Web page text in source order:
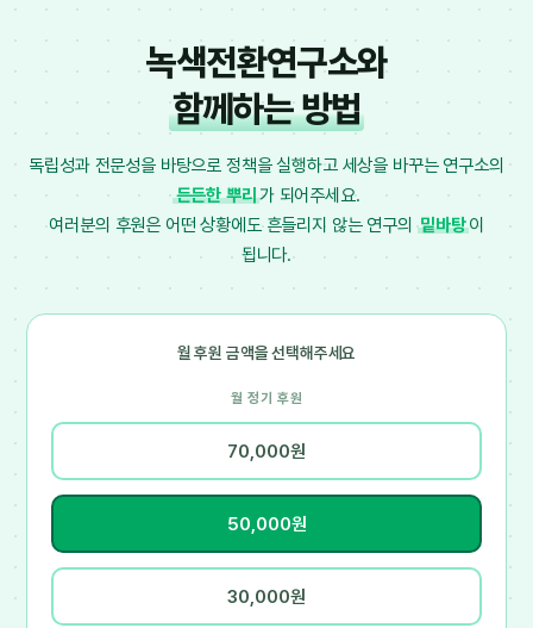
녹색전환연구소와
함께하는 방법
독립성과 전문성을 바탕으로 정책을 실행하고 세상을 바꾸는연구소의
든든한 뿌리가 되어주세요.
여러분의 후원은 어떤 상황에도 흔들리지 않는 연구의밑바탕이
됩니다.
월 후원 금액을 선택해주세요
월 정기 후원
70,000원
50,000원
30,000원